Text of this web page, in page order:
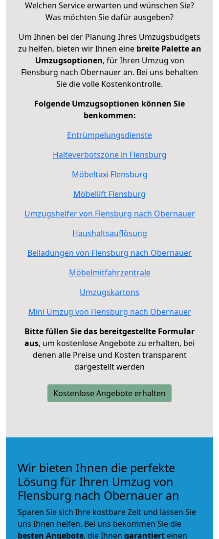
Welchen Service erwarten und wünschen Sie?
Was möchten Sie dafür ausgeben?
Um Ihnen bei der Planung Ihres Umzugsbudgets
zu helfen, bieten wir Ihnen eine breite Palette an
Umzugsoptionen, für Ihren Umzug von
Flensburg nach Obernauer an. Bei uns behalten
Sie die volle Kostenkontrolle.
Folgende Umzugsoptionen können Sie
benkommen:
Entrümpelungsdienste
Halteverbotszone in Flensburg
Möbeltaxi Flensburg
Möbellift Flensburg
Umzugshelfer von Flensburg nach Obernauer
Haushaltsauflösung
Beiladungen von Flensburg nach Obernauer
Möbelmitfahrzentrale
Umzugskartons
Mini Umzug von Flensburg nach Obernauer
Bitte füllen Sie das bereitgestellte Formular
aus, um kostenlose Angebote zu erhalten, bei
denen alle Preise und Kosten transparent
dargestellt werden
Kostenlose Angebote erhalten
Wir bieten Ihnen die perfekte
Lösung für Ihren Umzug von
Flensburg nach Obernauer an
Sparen Sie sich Ihre kostbare Zeit und lassen Sie
uns Ihnen helfen. Bei uns bekommen Sie die
besten Angebote, die Ihnen garantiert einen